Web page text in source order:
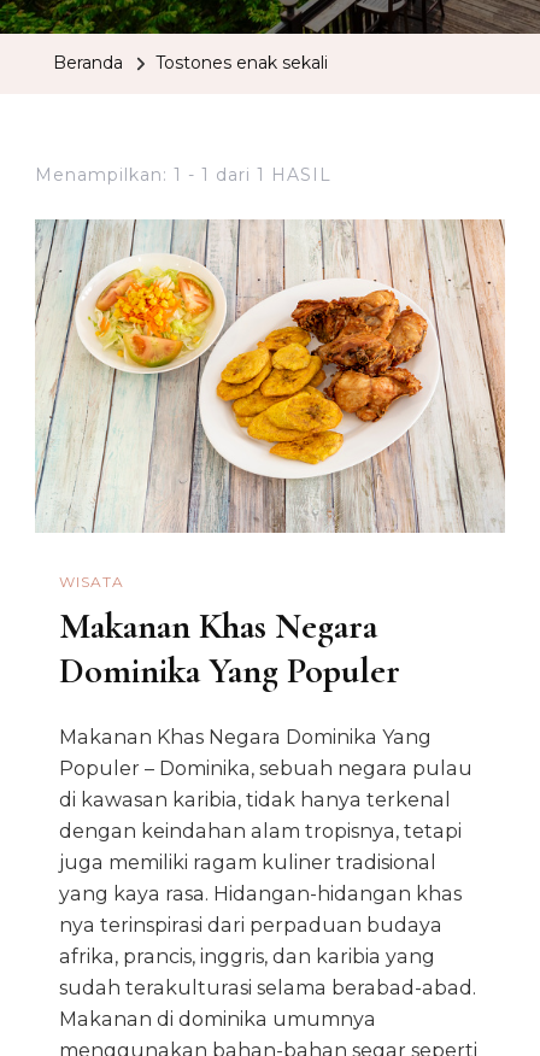
Beranda Tostones enak sekali
Menampilkan: 1 - 1 dari 1 HASIL
WISATA
Makanan Khas Negara
Dominika Yang Populer
Makanan Khas Negara Dominika Yang
Populer – Dominika, sebuah negara pulau
di kawasan karibia, tidak hanya terkenal
dengan keindahan alam tropisnya, tetapi
juga memiliki ragam kuliner tradisional
yang kaya rasa. Hidangan-hidangan khas
nya terinspirasi dari perpaduan budaya
afrika, prancis, inggris, dan karibia yang
sudah terakulturasi selama berabad-abad.
Makanan di dominika umumnya
menggunakan bahan-bahan segar seperti